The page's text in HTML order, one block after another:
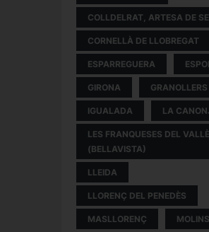
COLLDELRAT, ARTESA DE
CORNELLÀ DE LLOBREGAT
ESPARREGUERA
GIRONA GRANOLLERS
IGUALADA LA
LES FRANQUESES DEL
(BELLAVISTA)
LLEIDA
LLORENÇ DEL PENEDÈS
MASLLORENÇ